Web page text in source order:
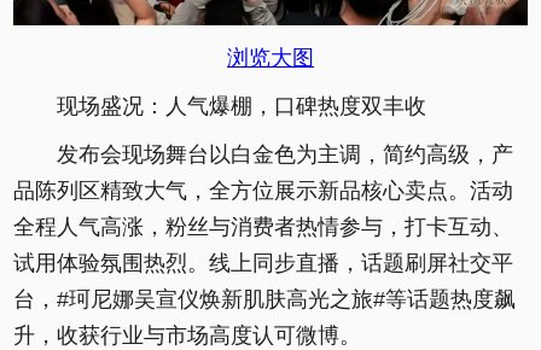
浏览大图
现场盛况：人气爆棚，口碑热度双丰收
发布会现场舞台以白金色为主调，简约高级，产
品陈列区精致大气，全方位展示新品核心卖点。活动
全程人气高涨，粉丝与消费者热情参与，打卡互动、
试用体验氛围热烈。线上同步直播，话题刷屏社交平
台，#珂尼娜吴宣仪焕新肌肤高光之旅#等话题热度飙
升，收获行业与市场高度认可微博。